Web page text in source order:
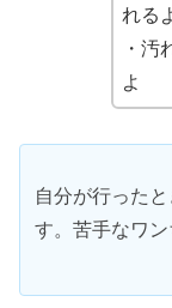
れる
・
よ
自分が行った
す。苦手なワ